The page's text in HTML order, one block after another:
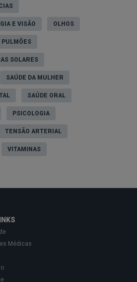
E VISÃO OLHOS
PULMÕES
SOLARES
SAÚDE DA MULHER
SAÚDE ORAL
PSICOLOGIA
TENSÃO ARTERIAL
VITAMINAS
Médicas